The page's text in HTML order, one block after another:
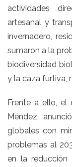
actividades
artesanal y
invernadero,
sumaron a la
biodiversidad
y la caza furtiva,
Frente a ello, el
Méndez,
globales con
problemas al
en la